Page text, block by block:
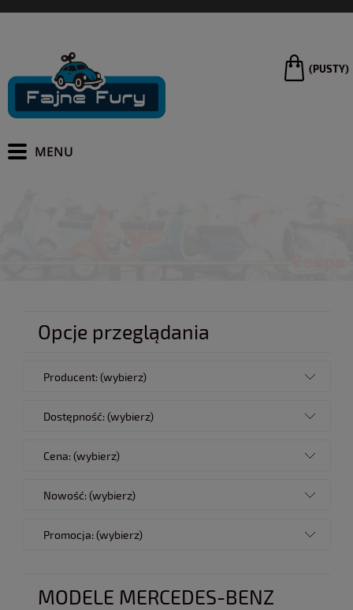
(PUSTY)
Opcje przeglądania
Producent: (wybierz)
Dostępność: (wybierz)
Cena: (wybierz)
Nowość: (wybierz)
Promocja: (wybierz)
MODELE MERCEDES-BENZ